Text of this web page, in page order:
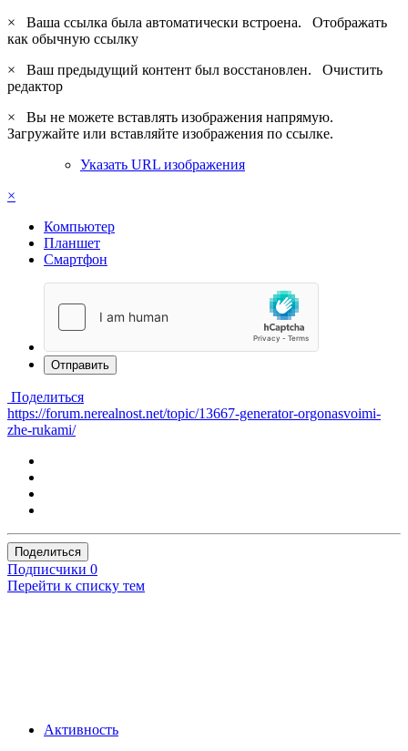
×
Ваша ссылка была автоматически встроена. Отображать
как обычную ссылку
×
Ваш предыдущий контент был восстановлен. Очистить
редактор
×
Вы не можете вставлять изображения напрямую.
Загружайте или вставляйте изображения по ссылке.
Указать URL изображения
×
Компьютер
Планшет
Смартфон
Отправить
Поделиться
https://forum.nerealnost.net/topic/13667-generator-orgonasvoimi-
zhe-rukami/
Поделиться
Подписчики 0
Перейти к списку тем
Активность